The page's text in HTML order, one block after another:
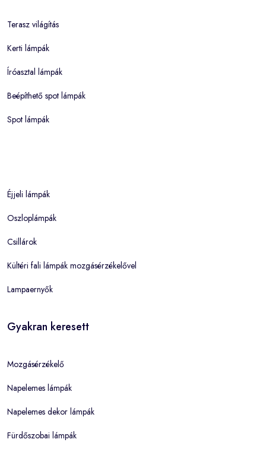
Terasz világítás
Kerti lámpák
Íróasztal lámpák
Beépíthető spot lámpák
Spot lámpák
Éjjeli lámpák
Oszloplámpák
Csillárok
Kültéri fali lámpák mozgásérzékelővel
Lampaernyők
Gyakran keresett
Mozgásérzékelő
Napelemes lámpák
Napelemes dekor lámpák
Fürdőszobai lámpák